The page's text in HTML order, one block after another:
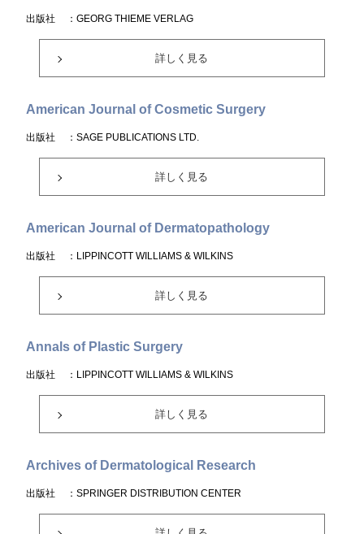
出版社 ：GEORG THIEME VERLAG
詳しく見る
American Journal of Cosmetic Surgery
出版社 ：SAGE PUBLICATIONS LTD.
詳しく見る
American Journal of Dermatopathology
出版社 ：LIPPINCOTT WILLIAMS & WILKINS
詳しく見る
Annals of Plastic Surgery
出版社 ：LIPPINCOTT WILLIAMS & WILKINS
詳しく見る
Archives of Dermatological Research
出版社 ：SPRINGER DISTRIBUTION CENTER